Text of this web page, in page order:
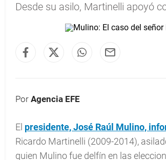
Desde su asilo, Martinelli apoyó
Por Agencia EFE
El presidente, José Raúl Mulino,
Ricardo Martinelli (2009-2014),
quien Mulino fue delfín en las